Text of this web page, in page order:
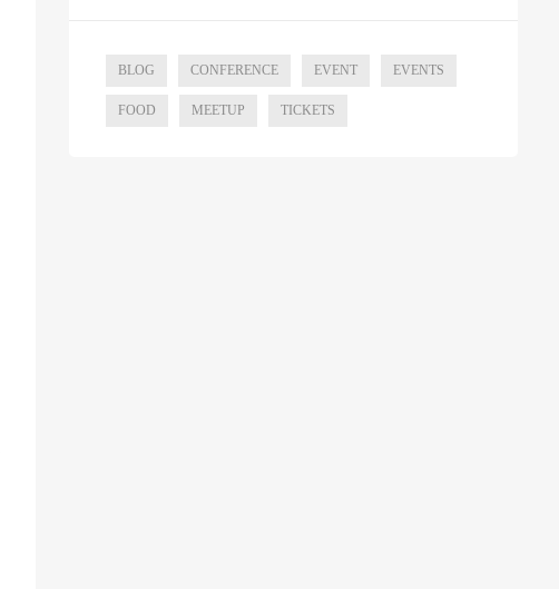
BLOG CONFERENCE EVENT EVENTS
FOOD MEETUP TICKETS